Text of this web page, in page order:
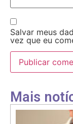
Salvar meus
vez que eu
Mais